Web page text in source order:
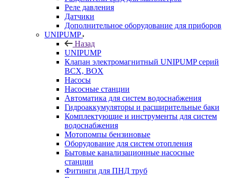
Реле давления
Датчики
Дополнительное оборудование для приборов
UNIPUMP
Назад
UNIPUMP
Клапан электромагнитный UNIPUMP серий
BCX, BOX
Насосы
Насосные станции
Автоматика для систем водоснабжения
Гидроаккумуляторы и расширительные баки
Комплектующие и инструменты для систем
водоснабжения
Мотопомпы бензиновые
Оборудование для систем отопления
Бытовые канализационные насосные
станции
Фитинги для ПНД труб